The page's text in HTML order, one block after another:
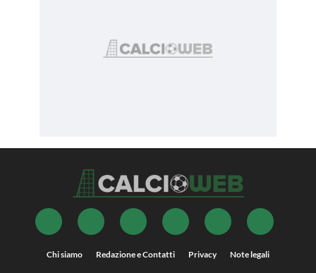
Chi siamo Redazione e Contatti Privacy Note legali